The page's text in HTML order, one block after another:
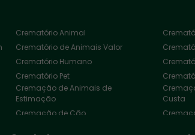
Crematório Animal
Crematório de Animais Valor
Crematório Humano
Crematório Pet
Cremação de Animais de
Estimação
Custa
Cremação de Cão